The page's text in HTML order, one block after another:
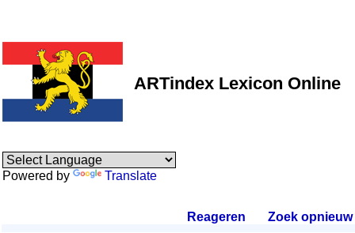
ARTindex Lexicon Online
Powered by Translate
Reageren Zoek opnieuw.